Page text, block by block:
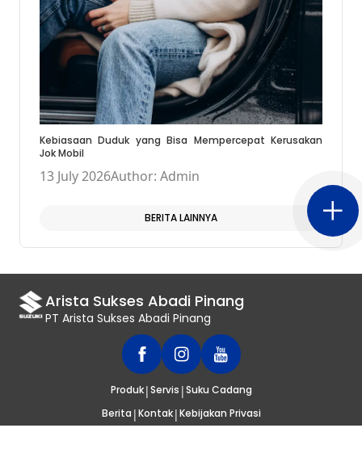
Kebiasaan Duduk yang Bisa Mempercepat Kerusakan
Jok Mobil
13 July 2026Author: Admin
BERITA LAINNYA
Arista Sukses Abadi Pinang
PT Arista Sukses Abadi Pinang
Produk|Servis |Suku Cadang
Berita |Kontak|Kebijakan Privasi